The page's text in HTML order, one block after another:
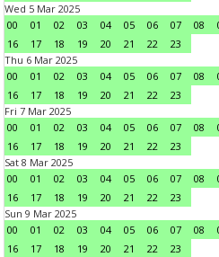
Wed 5 Mar 2025
00
01 02 03 04 05 06 07 08
16
17 18 19 20 21 22
23
Thu 6 Mar 2025
00
01 02 03 04 05 06 07 08
16
17 18 19 20 21 22
23
Fri 7 Mar 2025
00
01 02 03 04 05 06 07 08
16
17 18 19 20 21 22
23
Sat 8 Mar 2025
00
01 02 03 04 05 06 07 08
16
17 18 19 20 21 22
23
Sun 9 Mar 2025
00
01 02 03 04 05 06 07 08
16
17 18 19 20 21 22
23